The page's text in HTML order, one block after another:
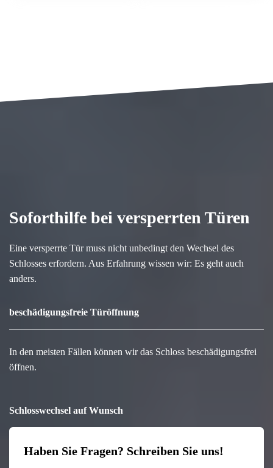
Soforthilfe bei versperrten Türen
Eine versperrte Tür muss nicht unbedingt den Wechsel des
Schlosses erfordern. Aus Erfahrung wissen wir: Es geht auch
anders.
beschädigungsfreie Türöffnung
In den meisten Fällen können wir das Schloss beschädigungsfrei
öffnen.
Schlosswechsel auf Wunsch
Haben Sie Fragen? Schreiben Sie uns!